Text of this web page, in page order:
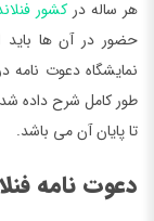
هر ساله در کشور
حضور در آن ها
نمایشگاه دعوت نامه
طور کامل شرح داده
تا پایان آن می باشد.
دعوت نامه